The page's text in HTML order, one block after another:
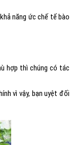
năng ức chế tế bào
hợp thì chúng có tác
vì vậy, bạn uyệt đối